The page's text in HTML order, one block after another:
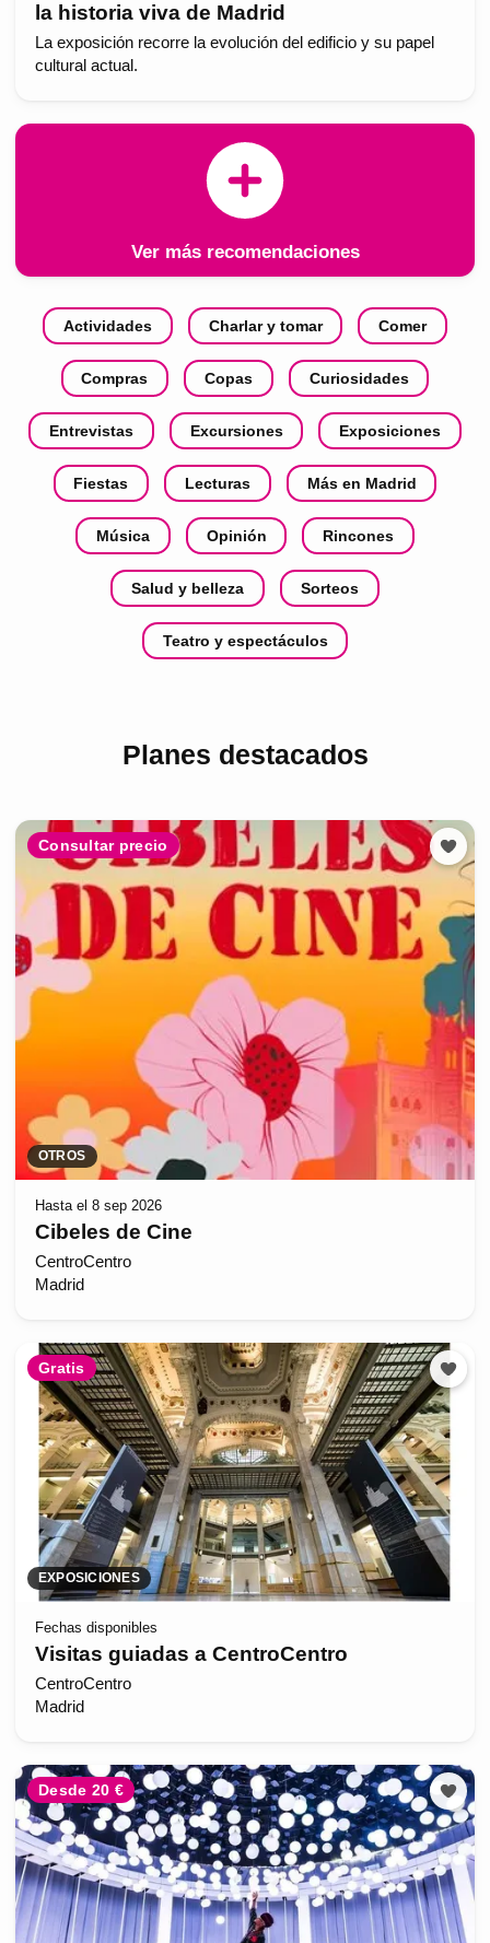
la historia viva de Madrid
La exposición recorre la evolución del edificio y su papel
cultural actual.
Ver más recomendaciones
Actividades Charlar y tomar Comer
Compras Copas Curiosidades
Entrevistas Excursiones Exposiciones
Fiestas Lecturas Más en Madrid
Música Opinión Rincones
Salud y belleza Sorteos
Teatro y espectáculos
Planes destacados
Consultar precio
OTROS
Hasta el 8 sep 2026
Cibeles de Cine
CentroCentro
Madrid
Gratis
EXPOSICIONES
Fechas disponibles
Visitas guiadas a CentroCentro
CentroCentro
Madrid
Desde 20 €